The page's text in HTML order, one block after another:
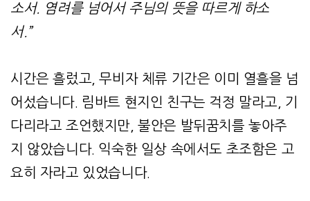
소서. 염려를 넘어서 주님의 뜻을 따르게 하소
서.”
시간은 흘렀고, 무비자 체류 기간은 이미 열흘을 넘
어섰습니다. 림바트 현지인 친구는 걱정 말라고, 기
다리라고 조언했지만, 불안은 발뒤꿈치를 놓아주
지 않았습니다. 익숙한 일상 속에서도 초조함은 고
요히 자라고 있었습니다.